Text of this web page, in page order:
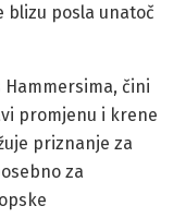
blizu posla unatoč
Hammersima, čini
promjenu i krene
priznanje za
za